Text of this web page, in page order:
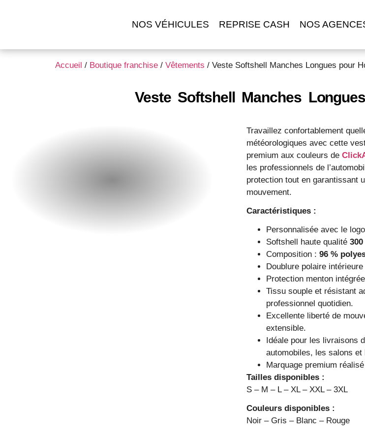
NOS VÉHICULES REPRISE CASH NOS
Accueil / Boutique franchise / Vêtements / Veste Softshell Manches Longues pour
Veste Softshell Manches
Travaillez confortablement
météorologiques avec cette
premium aux couleurs de
les professionnels de
protection tout en garantissant
mouvement.
Caractéristiques :
Personnalisée avec le
Softshell haute qualité300
Composition :96 %
Doublure polaire
Protection menton
Tissu souple et résistant
professionnel quotidien.
Excellente liberté de
extensible.
Idéale pour les livraisons
automobiles, les salons
Marquage premium
Tailles disponibles :
S – M – L – XL – XXL – 3XL
Couleurs disponibles :
Noir – Gris – Blanc – Rouge